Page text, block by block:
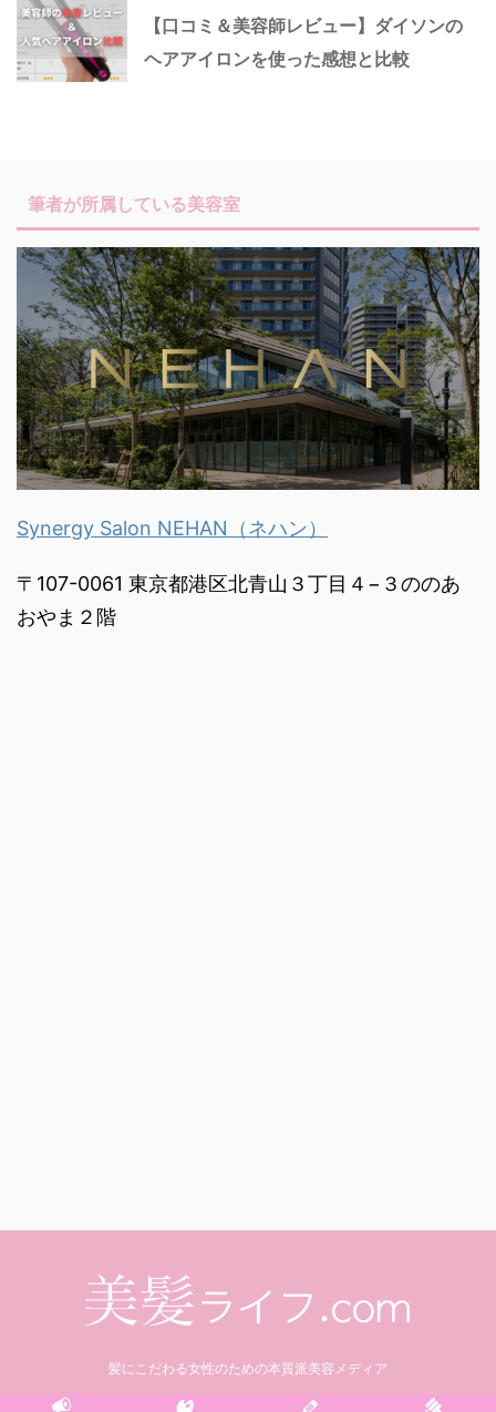
【口コミ＆美容師レビュー】ダイソンの
ヘアアイロンを使った感想と比較
筆者が所属している美容室
Synergy Salon NEHAN（ネハン）
〒107-0061 東京都港区北青山３丁目４−３ののあ
おやま２階
髪にこだわる女性のための本質派美容メディア
© 2021 美髪ライフ.com